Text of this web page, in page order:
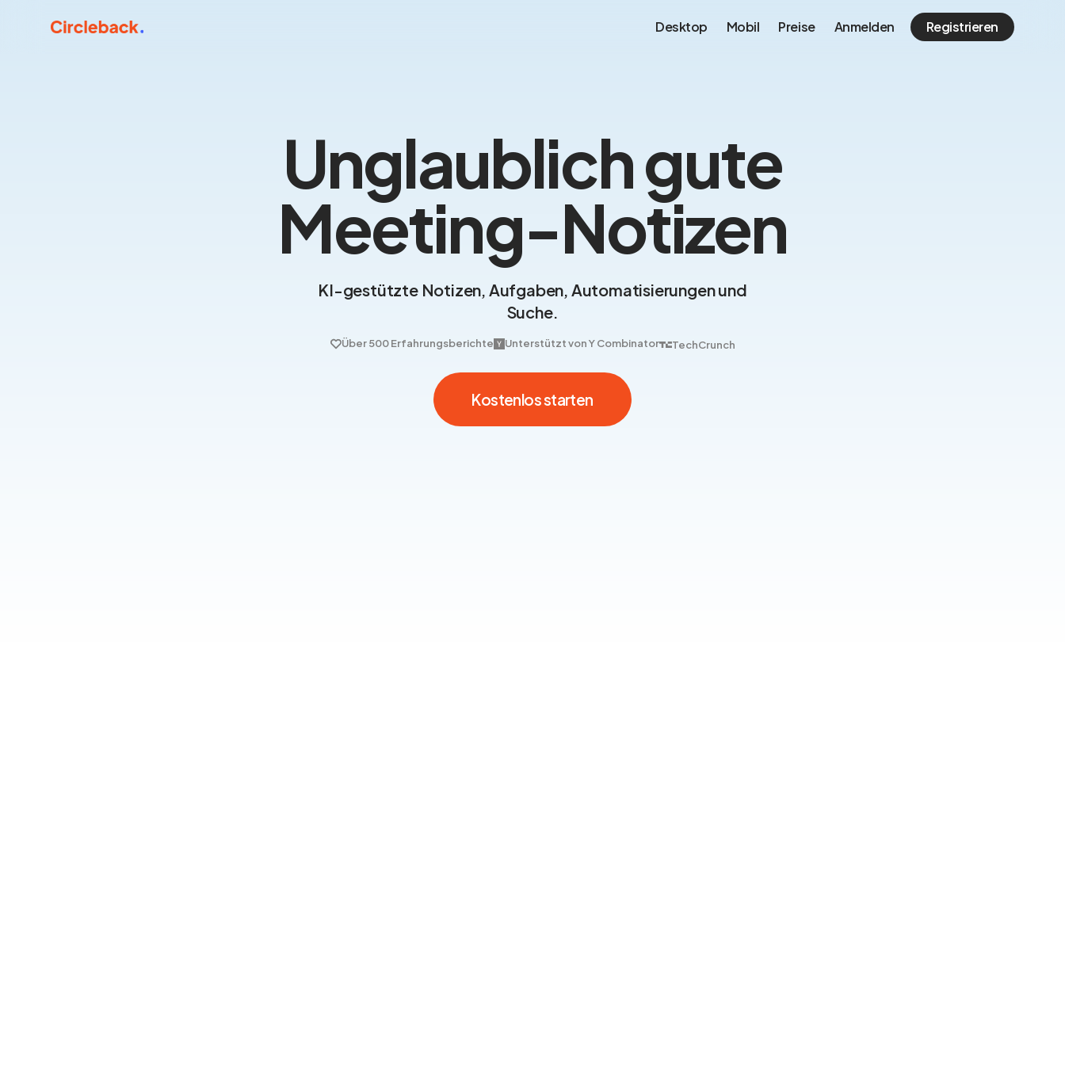
Desktop Mobil Preise Anmelden Registrieren
Unglaublich gute
Meeting-Notizen
KI-gestützte Notizen, Aufgaben, Automatisierungen und
Suche.
Über 500 Erfahrungsberichte Unterstützt von Y Combinator TechCrunch
Kostenlos starten